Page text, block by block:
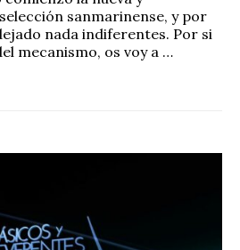
sanmarinense, y por
nada indiferentes. Por si
mecanismo, os voy a …